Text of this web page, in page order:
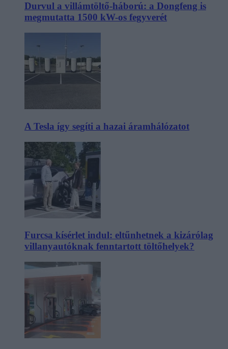
Durvul a villámtöltő-háború: a Dongfeng is
megmutatta 1500 kW-os fegyverét
A Tesla így segíti a hazai áramhálózatot
Furcsa kísérlet indul: eltűnhetnek a kizárólag
villanyautóknak fenntartott töltőhelyek?